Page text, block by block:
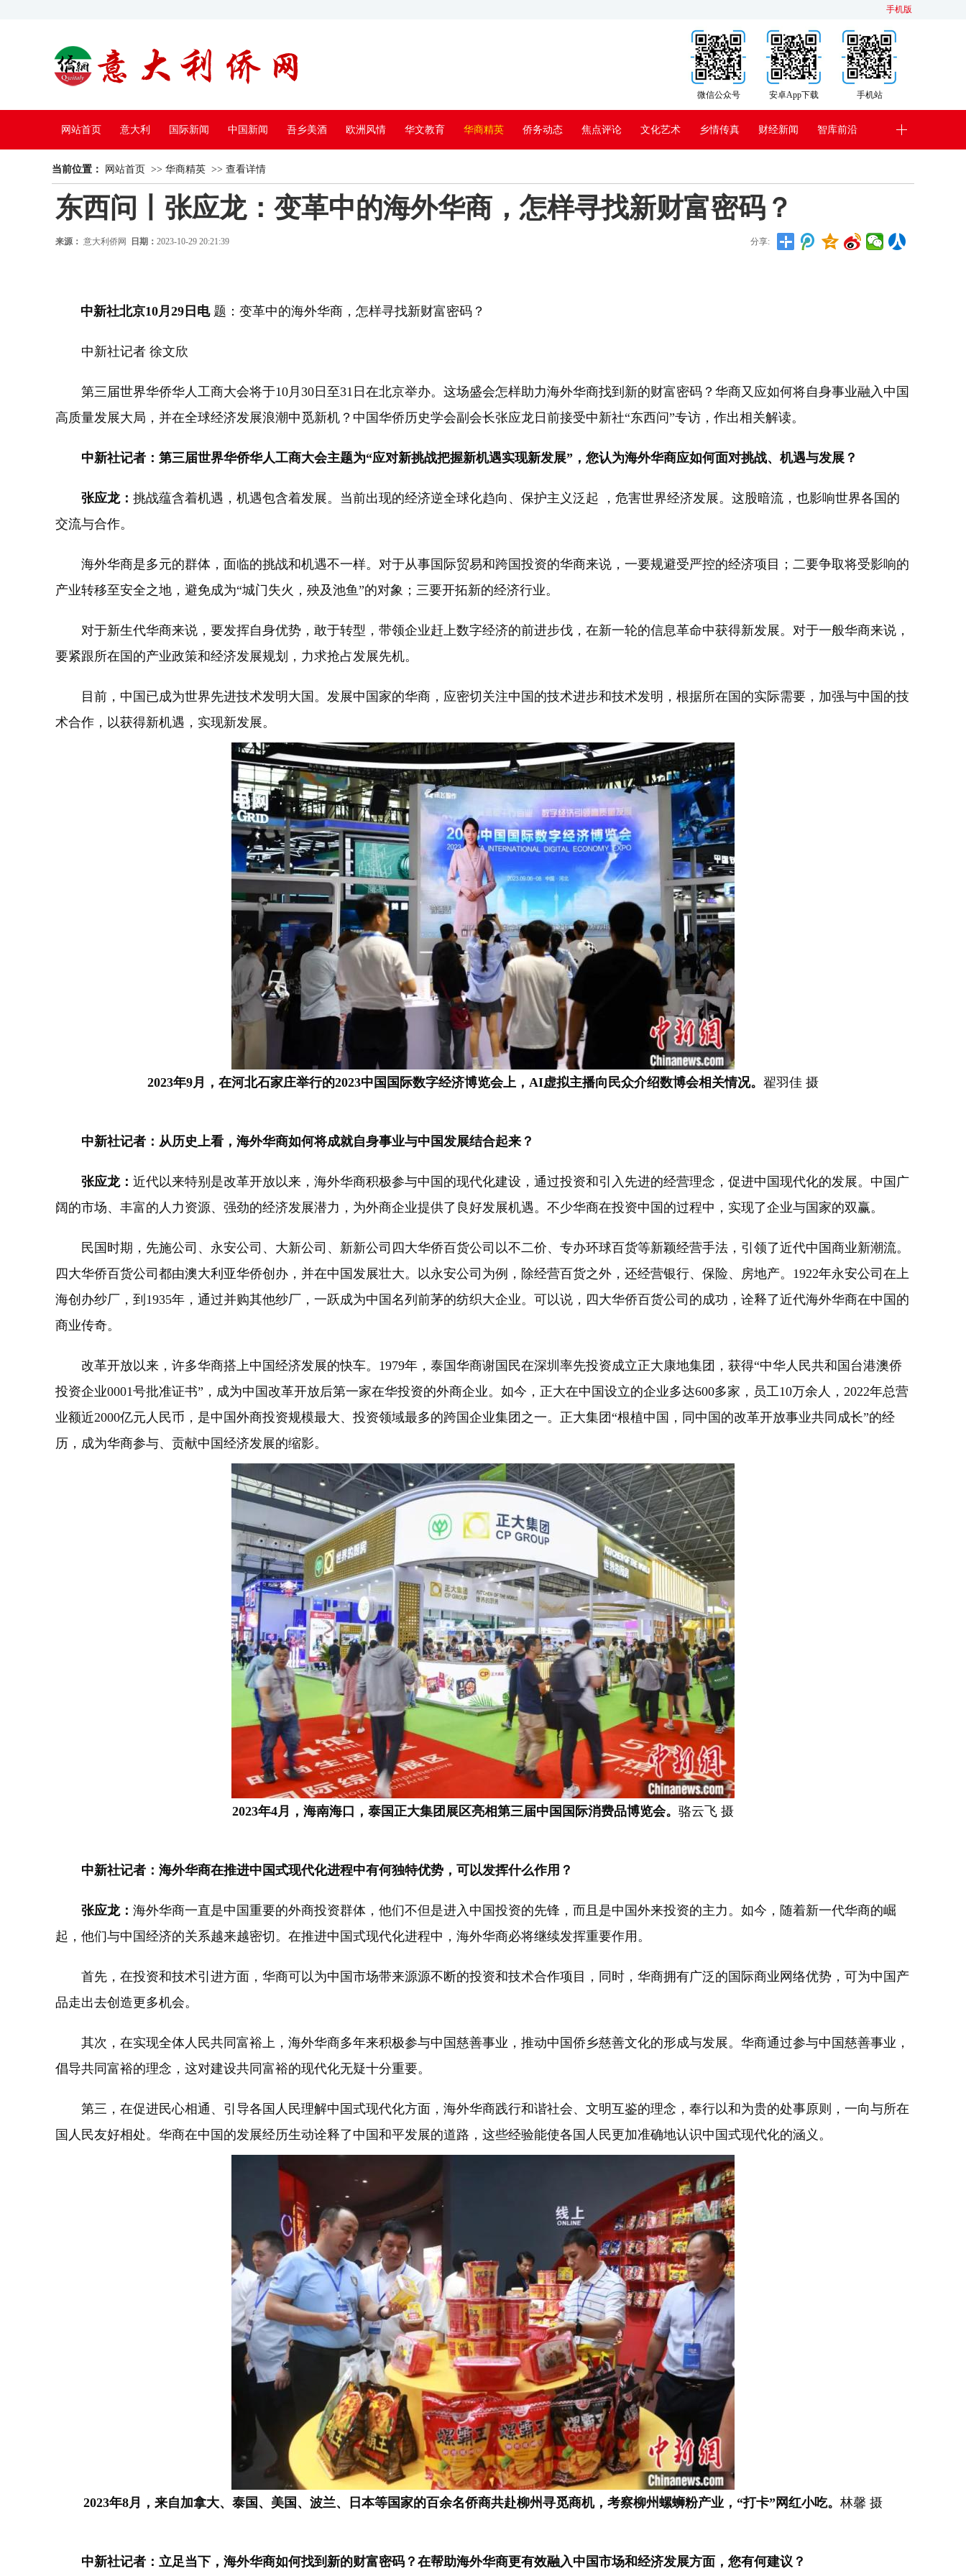
手机版
手机站
安卓App下载
微信公众号
网站首页 意大利 国际新闻 中国新闻 吾乡美酒 欧洲风情 华文教育 华商精英 侨务动态 焦点评论 文化艺术 乡情传真 财经新闻 智库前沿
中国电视
当前位置： 网站首页 >> 华商精英 >> 查看详情
东西问丨张应龙：变革中的海外华商，怎样寻找新财富密码？
来源： 意大利侨网 日期： 2023-10-29 20:21:39 分享:
中新社北京10月29日电题：变革中的海外华商，怎样寻找新财富密码？
中新社记者 徐文欣
第三届世界华侨华人工商大会将于10月30日至31日在北京举办。这场盛会怎样助力海外华商找到新的财富密码？华商又应如何将自身事业融入中国
高质量发展大局，并在全球经济发展浪潮中觅新机？中国华侨历史学会副会长张应龙日前接受中新社“东西问”专访，作出相关解读。
中新社记者：第三届世界华侨华人工商大会主题为“应对新挑战把握新机遇实现新发展”，您认为海外华商应如何面对挑战、机遇与发展？
张应龙： 挑战蕴含着机遇，机遇包含着发展。当前出现的经济逆全球化趋向、保护主义泛起 ，危害世界经济发展。这股暗流，也影响世界各国的
交流与合作。
海外华商是多元的群体，面临的挑战和机遇不一样。对于从事国际贸易和跨国投资的华商来说，一要规避受严控的经济项目；二要争取将受影响的
产业转移至安全之地，避免成为“城门失火，殃及池鱼”的对象；三要开拓新的经济行业。
对于新生代华商来说，要发挥自身优势，敢于转型，带领企业赶上数字经济的前进步伐，在新一轮的信息革命中获得新发展。对于一般华商来说，
要紧跟所在国的产业政策和经济发展规划，力求抢占发展先机。
目前，中国已成为世界先进技术发明大国。发展中国家的华商，应密切关注中国的技术进步和技术发明，根据所在国的实际需要，加强与中国的技
术合作，以获得新机遇，实现新发展。
2023年9月，在河北石家庄举行的2023中国国际数字经济博览会上，AI虚拟主播向民众介绍数博会相关情况。 翟羽佳 摄
中新社记者：从历史上看，海外华商如何将成就自身事业与中国发展结合起来？
张应龙： 近代以来特别是改革开放以来，海外华商积极参与中国的现代化建设，通过投资和引入先进的经营理念，促进中国现代化的发展。中国广
阔的市场、丰富的人力资源、强劲的经济发展潜力，为外商企业提供了良好发展机遇。不少华商在投资中国的过程中，实现了企业与国家的双赢。
民国时期，先施公司、永安公司、大新公司、新新公司四大华侨百货公司以不二价、专办环球百货等新颖经营手法，引领了近代中国商业新潮流。
四大华侨百货公司都由澳大利亚华侨创办，并在中国发展壮大。以永安公司为例，除经营百货之外，还经营银行、保险、房地产。1922年永安公司在上
海创办纱厂，到1935年，通过并购其他纱厂，一跃成为中国名列前茅的纺织大企业。可以说，四大华侨百货公司的成功，诠释了近代海外华商在中国的
商业传奇。
改革开放以来，许多华商搭上中国经济发展的快车。1979年，泰国华商谢国民在深圳率先投资成立正大康地集团，获得“中华人民共和国台港澳侨
投资企业0001号批准证书”，成为中国改革开放后第一家在华投资的外商企业。如今，正大在中国设立的企业多达600多家，员工10万余人，2022年总营
业额近2000亿元人民币，是中国外商投资规模最大、投资领域最多的跨国企业集团之一。正大集团“根植中国，同中国的改革开放事业共同成长”的经
历，成为华商参与、贡献中国经济发展的缩影。
2023年4月，海南海口，泰国正大集团展区亮相第三届中国国际消费品博览会。 骆云飞 摄
中新社记者：海外华商在推进中国式现代化进程中有何独特优势，可以发挥什么作用？
张应龙： 海外华商一直是中国重要的外商投资群体，他们不但是进入中国投资的先锋，而且是中国外来投资的主力。如今，随着新一代华商的崛
起，他们与中国经济的关系越来越密切。在推进中国式现代化进程中，海外华商必将继续发挥重要作用。
首先，在投资和技术引进方面，华商可以为中国市场带来源源不断的投资和技术合作项目，同时，华商拥有广泛的国际商业网络优势，可为中国产
品走出去创造更多机会。
其次，在实现全体人民共同富裕上，海外华商多年来积极参与中国慈善事业，推动中国侨乡慈善文化的形成与发展。华商通过参与中国慈善事业，
倡导共同富裕的理念，这对建设共同富裕的现代化无疑十分重要。
第三，在促进民心相通、引导各国人民理解中国式现代化方面，海外华商践行和谐社会、文明互鉴的理念，奉行以和为贵的处事原则，一向与所在
国人民友好相处。华商在中国的发展经历生动诠释了中国和平发展的道路，这些经验能使各国人民更加准确地认识中国式现代化的涵义。
2023年8月，来自加拿大、泰国、美国、波兰、日本等国家的百余名侨商共赴柳州寻觅商机，考察柳州螺蛳粉产业，“打卡”网红小吃。 林馨 摄
中新社记者：立足当下，海外华商如何找到新的财富密码？在帮助海外华商更有效融入中国市场和经济发展方面，您有何建议？